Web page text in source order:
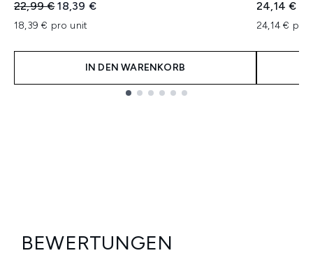
Unverbindliche Preisempfehlung:
22,99 €Aktueller Preis:
18,39 €
18,39 € pro unit
IN DEN WARENKORB
24,14 €
24,14 € pro